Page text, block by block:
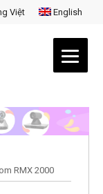
Việt English
RMX 2000